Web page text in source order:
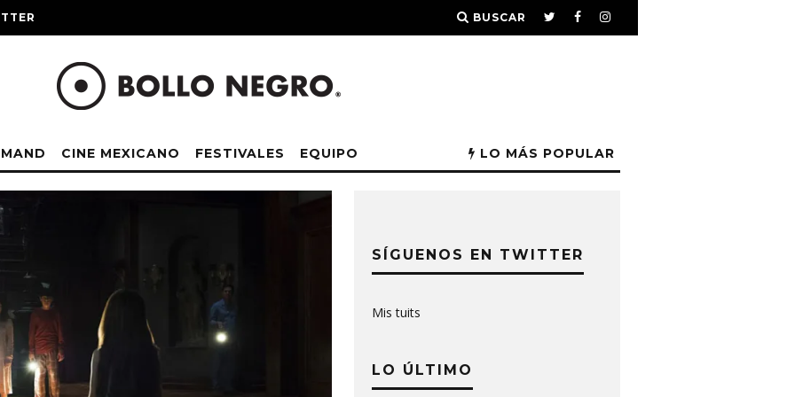
BUSCAR
CINE MEXICANO FESTIVALES EQUIPO LO MÁS POPULAR
SÍGUENOS EN TWITTER
Mis tuits
LO ÚLTIMO